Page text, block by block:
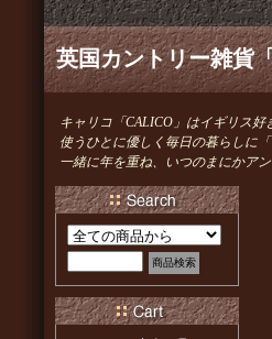
英国カントリー雑貨
キャリコ「CALICO」はイギリス好
使うひとに優しく毎日の暮らしに
一緒に年を重ね、いつのまにかア